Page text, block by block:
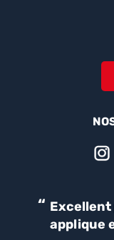
“ Excellent produit , facile a
applique